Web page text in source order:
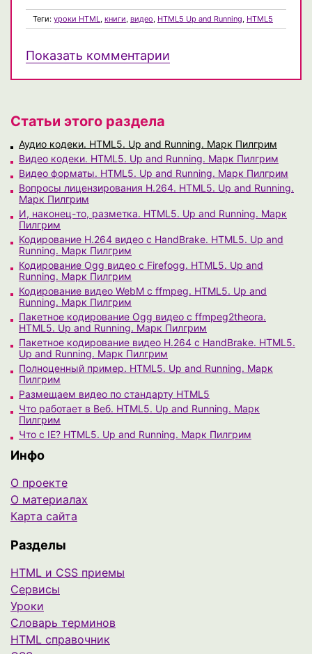
Теги: уроки HTML, книги, видео, HTML5 Up and Running, HTML5
Показать комментарии
Статьи этого раздела
Аудио кодеки. HTML5. Up and Running. Марк Пилгрим
Видео кодеки. HTML5. Up and Running. Марк Пилгрим
Видео форматы. HTML5. Up and Running. Марк Пилгрим
Вопросы лицензирования H.264. HTML5. Up and Running.
Марк Пилгрим
И, наконец-то, разметка. HTML5. Up and Running. Марк
Пилгрим
Кодирование H.264 видео с HandBrake. HTML5. Up and
Running. Марк Пилгрим
Кодирование Ogg видео с Firefogg. HTML5. Up and
Running. Марк Пилгрим
Кодирование видео WebM с ffmpeg. HTML5. Up and
Running. Марк Пилгрим
Пакетное кодирование Ogg видео с ffmpeg2theora.
HTML5. Up and Running. Марк Пилгрим
Пакетное кодирование видео H.264 с HandBrake. HTML5.
Up and Running. Марк Пилгрим
Полноценный пример. HTML5. Up and Running. Марк
Пилгрим
Размещаем видео по стандарту HTML5
Что работает в Веб. HTML5. Up and Running. Марк
Пилгрим
Что с IE? HTML5. Up and Running. Марк Пилгрим
Инфо
О проекте
О материалах
Карта сайта
Разделы
HTML и CSS приемы
Сервисы
Уроки
Cловарь терминов
HTML справочник